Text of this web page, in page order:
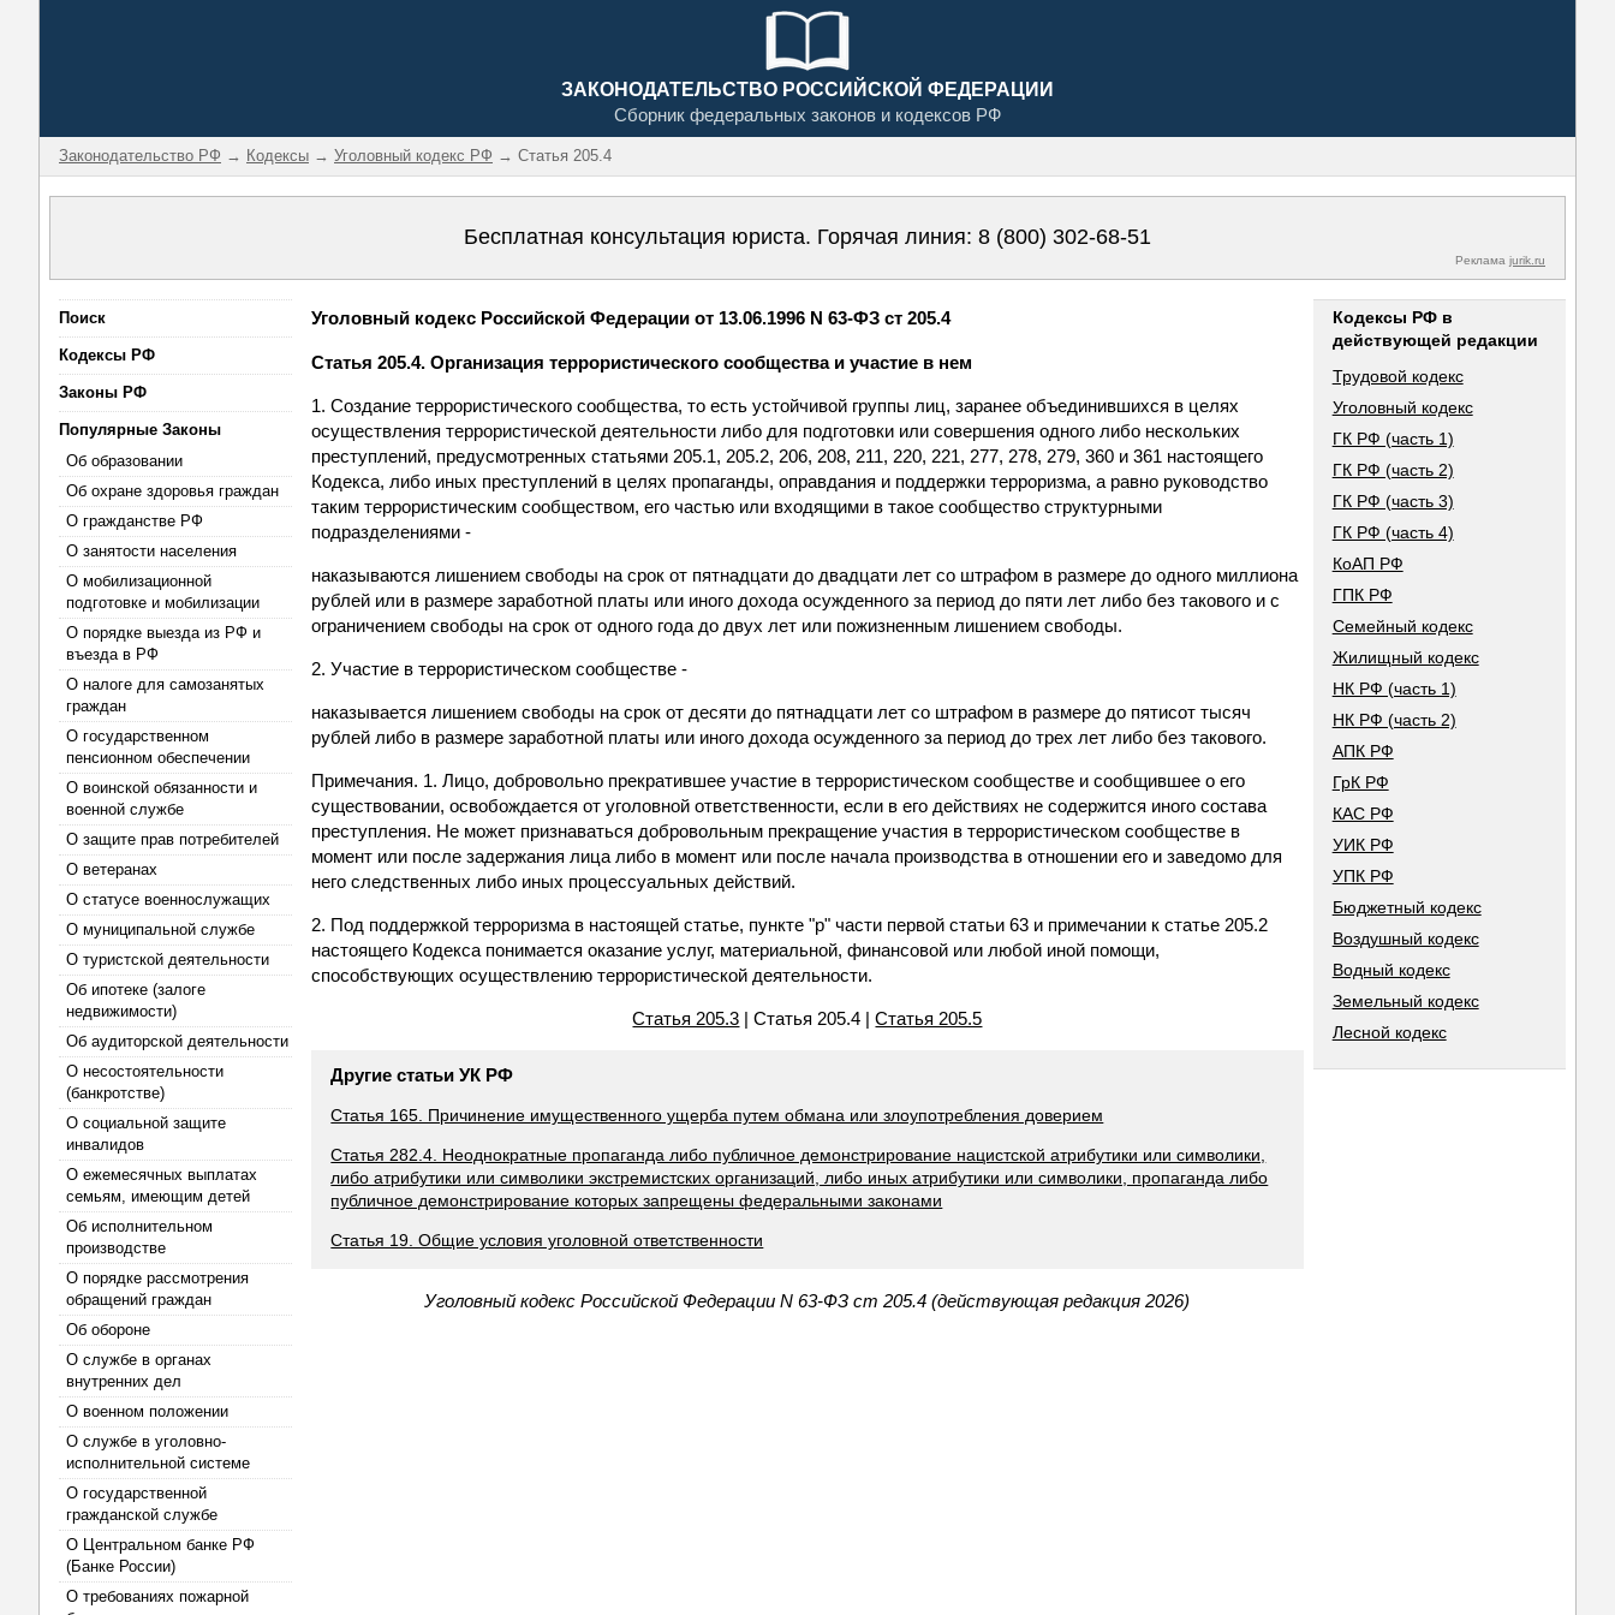
ЗАКОНОДАТЕЛЬСТВО РОССИЙСКОЙ ФЕДЕРАЦИИ
Сборник федеральных законов и кодексов РФ
Законодательство РФ → Кодексы → Уголовный кодекс РФ → Статья 205.4
Бесплатная консультация юриста. Горячая линия: 8 (800) 302-68-51
Реклама jurik.ru
Поиск
Кодексы РФ
Законы РФ
Популярные Законы
Об образовании
Об охране здоровья граждан
О гражданстве РФ
О занятости населения
О мобилизационной
подготовке и мобилизации
О порядке выезда из РФ и
въезда в РФ
О налоге для самозанятых
граждан
О государственном
пенсионном обеспечении
О воинской обязанности и
военной службе
О защите прав потребителей
О ветеранах
О статусе военнослужащих
О муниципальной службе
О туристской деятельности
Об ипотеке (залоге
недвижимости)
Об аудиторской деятельности
О несостоятельности
(банкротстве)
О социальной защите
инвалидов
О ежемесячных выплатах
семьям, имеющим детей
Об исполнительном
производстве
О порядке рассмотрения
обращений граждан
Об обороне
О службе в органах
внутренних дел
О военном положении
О службе в уголовно-
исполнительной системе
О государственной
гражданской службе
О Центральном банке РФ
(Банке России)
О требованиях пожарной
Уголовный кодекс Российской Федерации от 13.06.1996 N 63-ФЗ ст 205.4
Статья 205.4. Организация террористического сообщества и участие в нем
1. Создание террористического сообщества, то есть устойчивой группы лиц, заранее объединившихся в целях
осуществления террористической деятельности либо для подготовки или совершения одного либо нескольких
преступлений, предусмотренных статьями 205.1, 205.2, 206, 208, 211, 220, 221, 277, 278, 279, 360 и 361 настоящего
Кодекса, либо иных преступлений в целях пропаганды, оправдания и поддержки терроризма, а равно руководство
таким террористическим сообществом, его частью или входящими в такое сообщество структурными
подразделениями -
наказываются лишением свободы на срок от пятнадцати до двадцати лет со штрафом в размере до одного миллиона
рублей или в размере заработной платы или иного дохода осужденного за период до пяти лет либо без такового и с
ограничением свободы на срок от одного года до двух лет или пожизненным лишением свободы.
2. Участие в террористическом сообществе -
наказывается лишением свободы на срок от десяти до пятнадцати лет со штрафом в размере до пятисот тысяч
рублей либо в размере заработной платы или иного дохода осужденного за период до трех лет либо без такового.
Примечания. 1. Лицо, добровольно прекратившее участие в террористическом сообществе и сообщившее о его
существовании, освобождается от уголовной ответственности, если в его действиях не содержится иного состава
преступления. Не может признаваться добровольным прекращение участия в террористическом сообществе в
момент или после задержания лица либо в момент или после начала производства в отношении его и заведомо для
него следственных либо иных процессуальных действий.
2. Под поддержкой терроризма в настоящей статье, пункте "р" части первой статьи 63 и примечании к статье 205.2
настоящего Кодекса понимается оказание услуг, материальной, финансовой или любой иной помощи,
способствующих осуществлению террористической деятельности.
Статья 205.3 | Статья 205.4 |Статья 205.5
Другие статьи УК РФ
Статья 165. Причинение имущественного ущерба путем обмана или злоупотребления доверием
Статья 282.4. Неоднократные пропаганда либо публичное демонстрирование нацистской атрибутики или символики,
либо атрибутики или символики экстремистских организаций, либо иных атрибутики или символики, пропаганда либо
публичное демонстрирование которых запрещены федеральными законами
Статья 19. Общие условия уголовной ответственности
Уголовный кодекс Российской Федерации N 63-ФЗ ст 205.4 (действующая редакция 2026)
Кодексы РФ в
действующей редакции
Трудовой кодекс
Уголовный кодекс
ГК РФ (часть 1)
ГК РФ (часть 2)
ГК РФ (часть 3)
ГК РФ (часть 4)
КоАП РФ
ГПК РФ
Семейный кодекс
Жилищный кодекс
НК РФ (часть 1)
НК РФ (часть 2)
АПК РФ
ГрК РФ
КАС РФ
УИК РФ
УПК РФ
Бюджетный кодекс
Воздушный кодекс
Водный кодекс
Земельный кодекс
Лесной кодекс